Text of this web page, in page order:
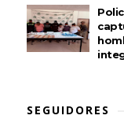
SEGUIDORES